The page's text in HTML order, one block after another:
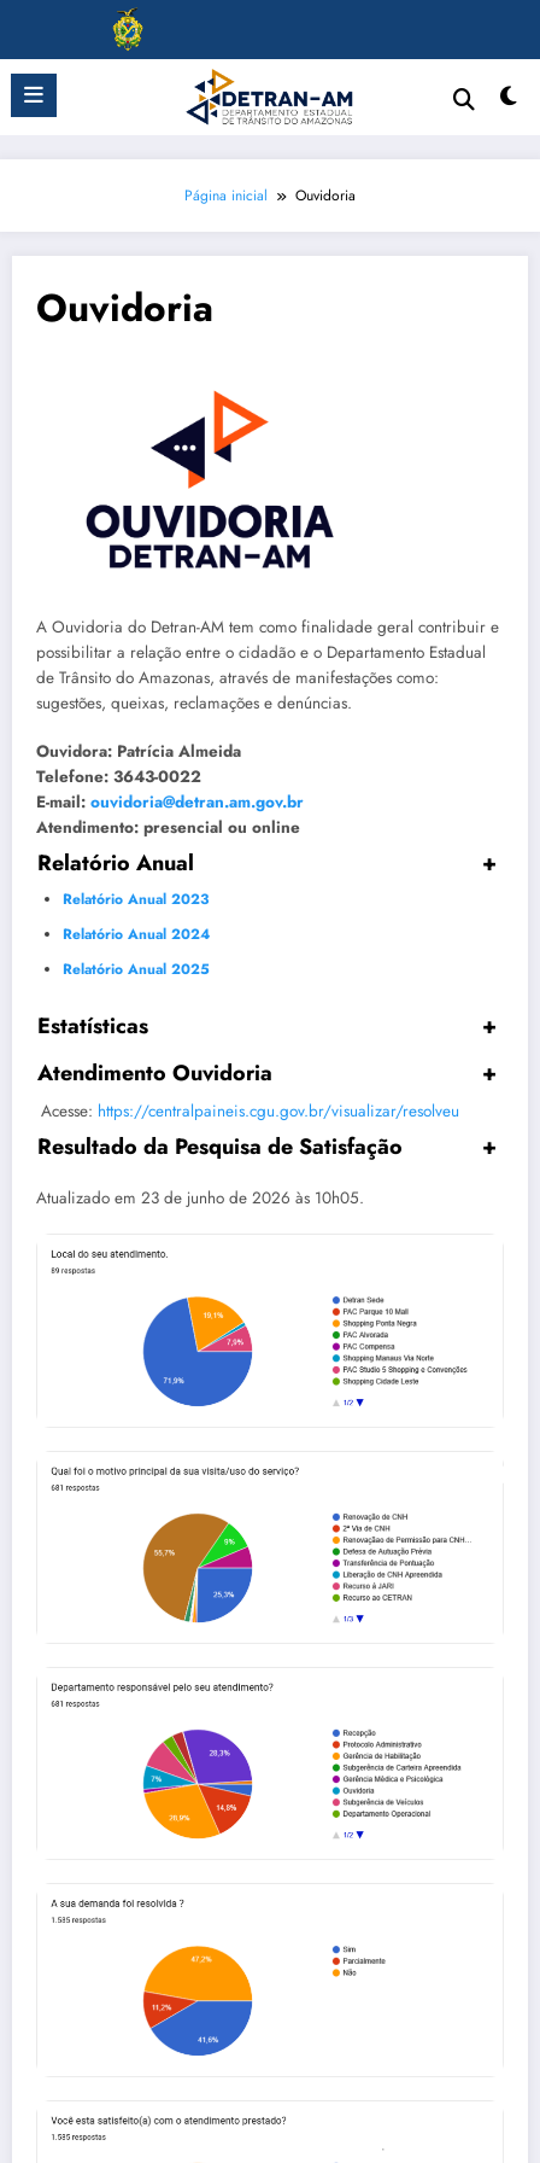
Pular
para
Página inicial Ouvidoria
Ouvidoria
A Ouvidoria do Detran-AM tem como finalidade geral contribuir e
possibilitar a relação entre o cidadão e o Departamento Estadual
de Trânsito do Amazonas, através de manifestações como:
sugestões, queixas, reclamações e denúncias.
Ouvidora: Patrícia Almeida
Telefone: 3643-0022
E-mail: ouvidoria@detran.am.gov.br
Atendimento: presencial ou online
Relatório Anual +
Relatório Anual 2023
Relatório Anual 2024
Relatório Anual 2025
Estatísticas
+
Atendimento Ouvidoria
+
Acesse: https://centralpaineis.cgu.gov.br/visualizar/resolveu
Resultado da Pesquisa de Satisfação +
Atualizado em 23 de junho de 2026 às 10h05.